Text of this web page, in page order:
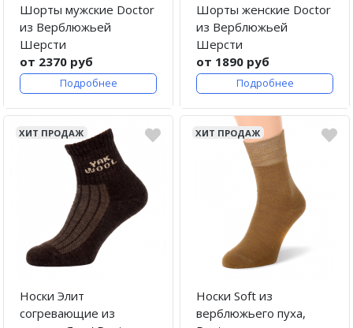
Шорты мужские Doctor
из Верблюжьей
Шерсти
от 2370 руб
Подробнее
Шорты женские Doctor
из Верблюжьей
Шерсти
от 1890 руб
Подробнее
ХИТ ПРОДАЖ
Носки Элит
согревающие из
ХИТ ПРОДАЖ
Носки Soft из
верблюжьего пуха,